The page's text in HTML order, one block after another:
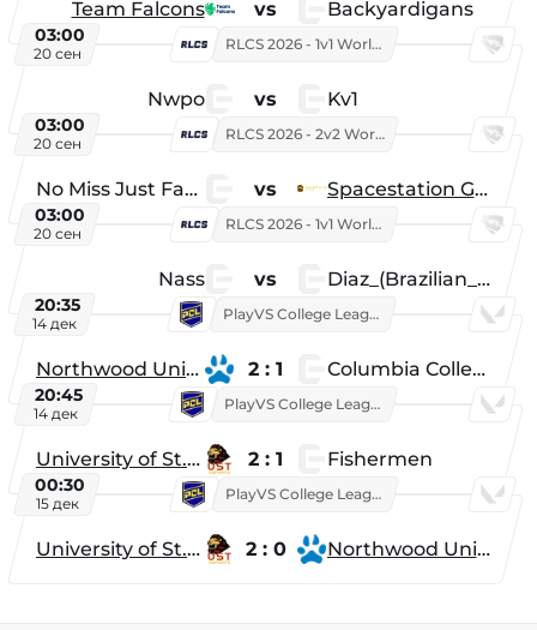
Team Falcons vs Backyardigans
03:00
20 сен
RLCS 2026 - 1v1 World Championship
Nwpo vs Kv1
03:00
20 сен
RLCS 2026 - 2v2 World Championship
No Miss Just Fake vs Spacestation Gaming
03:00
20 сен
RLCS 2026 - 1v1 World Championship
Nass vs Diaz_(Brazilian_Player)
20:35
14 дек
PlayVS College League 2025: Fall
Northwood University 2 : 1 Columbia College
20:45
14 дек
PlayVS College League 2025: Fall
University of St. Thomas 2 : 1 Fishermen
00:30
15 дек
PlayVS College League 2025: Fall
University of St. Thomas 2 : 0 Northwood University